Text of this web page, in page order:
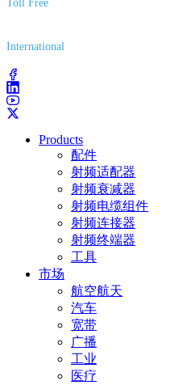
Toll Free
International
Products
配件
射频适配器
射频衰减器
射频电缆组件
射频连接器
射频终端器
工具
市场
航空航天
汽车
宽带
广播
工业
医疗